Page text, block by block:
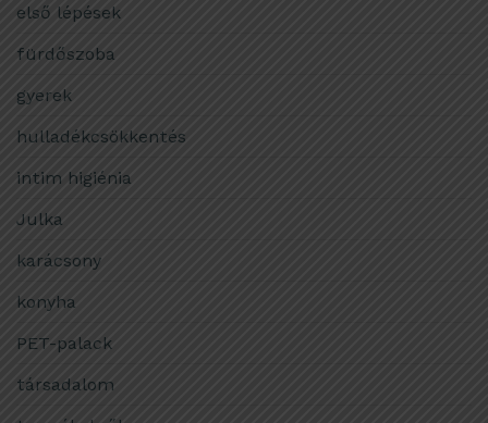
első lépések
fürdőszoba
gyerek
hulladékcsökkentés
intim higiénia
Julka
karácsony
konyha
PET-palack
társadalom